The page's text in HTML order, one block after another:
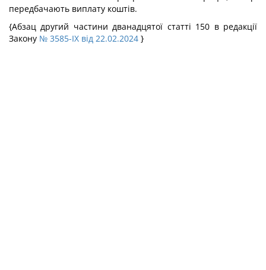
передбачають виплату коштів.
{Абзац другий частини дванадцятої статті 150 в редакції
Закону № 3585-IX від 22.02.2024 }